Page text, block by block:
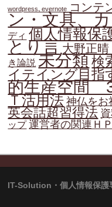
wordpress､evernote コンテ
ン・文具、
ディ 個人情報保
とり言 大野正晴
き論説 未分類検
イテイング目指
的生産空間
Ｔ活用法神仏をお
英会話超習得法
ップ 運営者の関連ＨＰ
IT-Solution・個人情報保護